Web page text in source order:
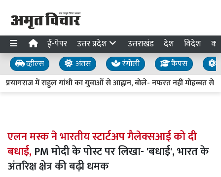
ई-पेपर उत्तर प्रदेश उत्तराखंड देश विदेश
व्हील्स अंतस रंगोली कैंपस
प्रयागराज में राहुल गांधी का युवाओं से आह्वान, बोले- नफरत नहीं मोहब्बत से
एलन मस्क ने भारतीय स्टार्टअप गैलेक्सआई को दी
बधाई, PM मोदी के पोस्ट पर लिखा- 'बधाई', भारत के
अंतरिक्ष क्षेत्र की बढ़ी धमक